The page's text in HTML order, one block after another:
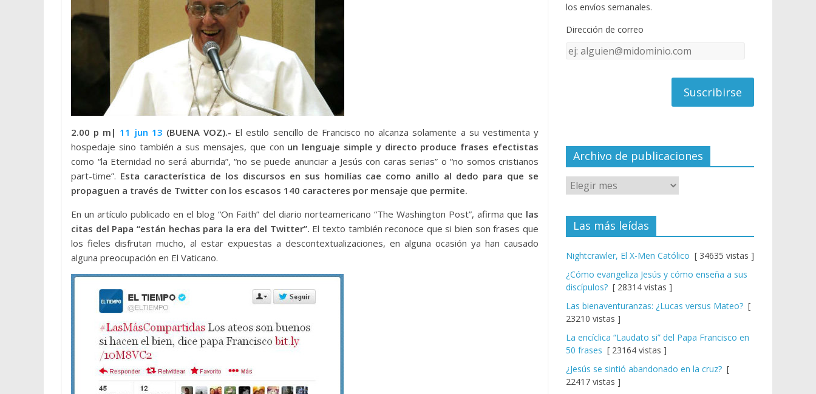
2.00 p m| 11 jun 13 (BUENA VOZ).- El estilo sencillo de Francisco no alcanza solamente a su vestimenta y
hospedaje sino también a sus mensajes, que con un lenguaje simple y directo produce frases efectistas
como “la Eternidad no será aburrida”, “no se puede anunciar a Jesús con caras serias” o “no somos cristianos
part-time”. Esta característica de los discursos en sus homilías cae como anillo al dedo para que se
propaguen a través de Twitter con los escasos 140 caracteres por mensaje que permite.
En un artículo publicado en el blog “On Faith” del diario norteamericano “The Washington Post”, afirma que las
citas del Papa “están hechas para la era del Twitter”. El texto también reconoce que si bien son frases que
los fieles disfrutan mucho, al estar expuestas a descontextualizaciones, en alguna ocasión ya han causado
alguna preocupación en El Vaticano.
o
k e
C
el
los envíos semanales.
Dirección de correo
Dirección
Archivo de publicaciones
Las más leídas
Nightcrawler, El X-Men Católico [ 34635 vistas ]
¿Cómo evangeliza Jesús y cómo enseña a sus
discípulos? [ 28314 vistas ]
Las bienaventuranzas: ¿Lucas versus Mateo? [
23210 vistas ]
La encíclica “Laudato si” del Papa Francisco en
50 frases [ 23164 vistas ]
¿Jesús se sintió abandonado en la cruz? [
22417 vistas ]